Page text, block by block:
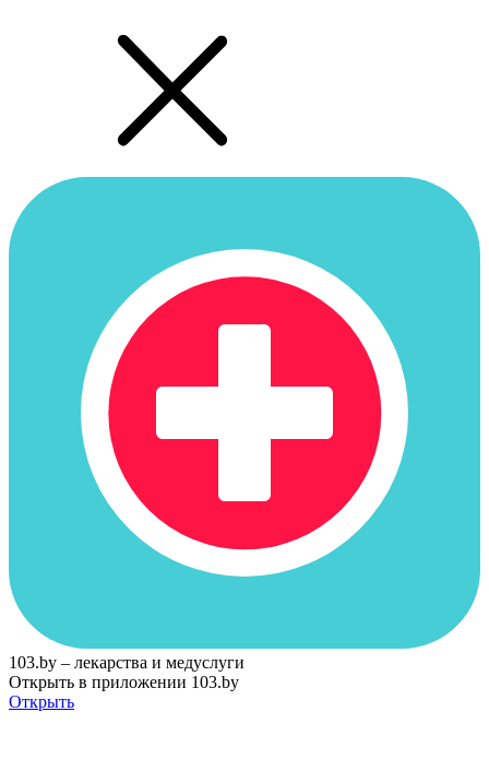
103.by – лекарства и медуслуги
Открыть в приложении 103.by
Открыть